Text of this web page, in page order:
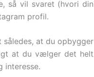
så vil svaret (hvori din
profil.
at du opbygger
at du vælger det helt
interesse.